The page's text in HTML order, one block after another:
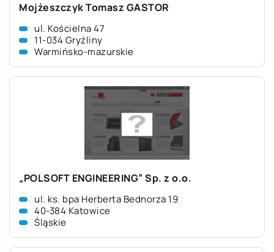
Mojżeszczyk Tomasz GASTOR
ul. Kościelna 47
11-034 Gryźliny
Warmińsko-mazurskie
„POLSOFT ENGINEERING” Sp. z o.o.
ul. ks. bpa Herberta Bednorza 19
40-384 Katowice
Śląskie